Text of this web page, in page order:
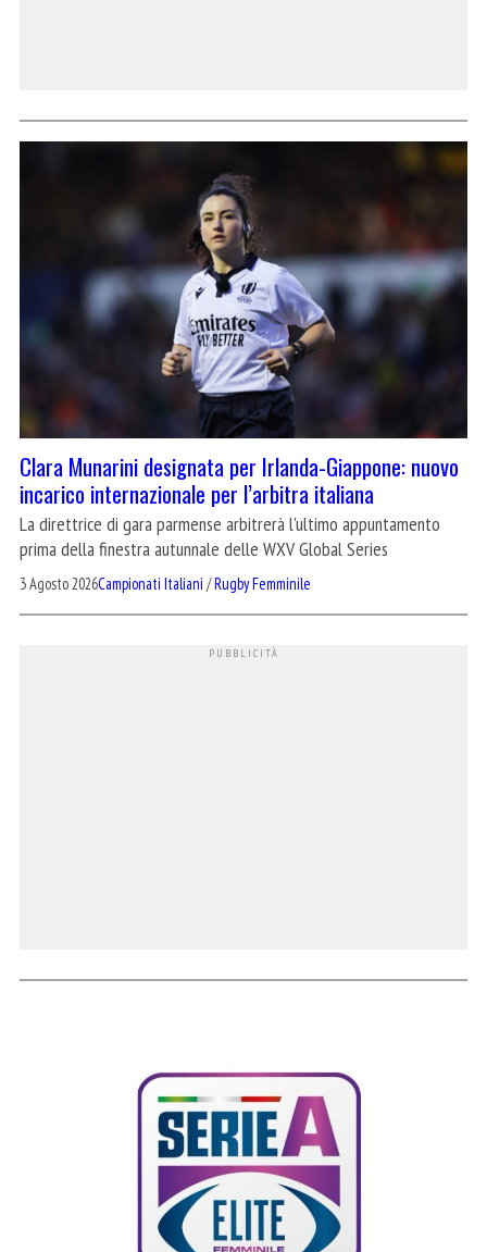
Clara Munarini designata per Irlanda-Giappone: nuovo
incarico internazionale per l’arbitra italiana
La direttrice di gara parmense arbitrerà l'ultimo appuntamento
prima della finestra autunnale delle WXV Global Series
3 Agosto 2026Campionati Italiani /Rugby Femminile